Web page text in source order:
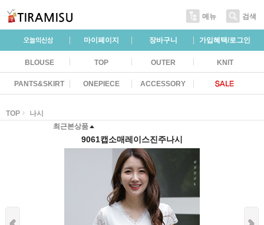
메뉴 검색
마이페이지 장바구니 가입혜택/로그인
BLOUSE TOP OUTER KNIT
PANTS&SKIRT ONEPIECE ACCESSORY
TOP
나시
최근본상품
9061캡소매레이스진주나시